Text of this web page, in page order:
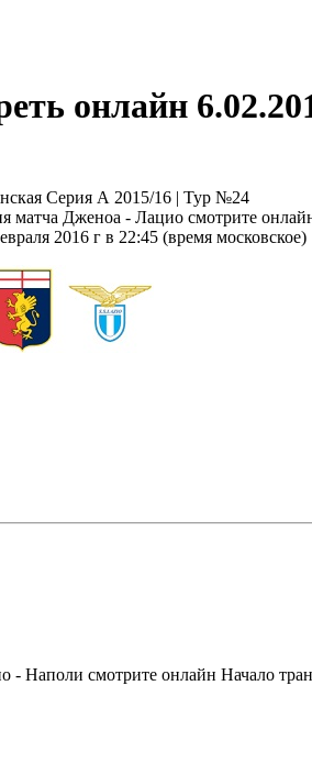
онлайн
Серия А 2015/16 | Тур №24
матча Дженоа - Лацио смотрите
2016 г в 22:45 (время московское)
Наполи смотрите онлайн Начало